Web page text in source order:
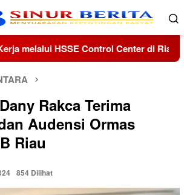
Kepri Kolaborasi Lanud
Rakca Terima
Audensi Ormas
Riau
854 Dilihat